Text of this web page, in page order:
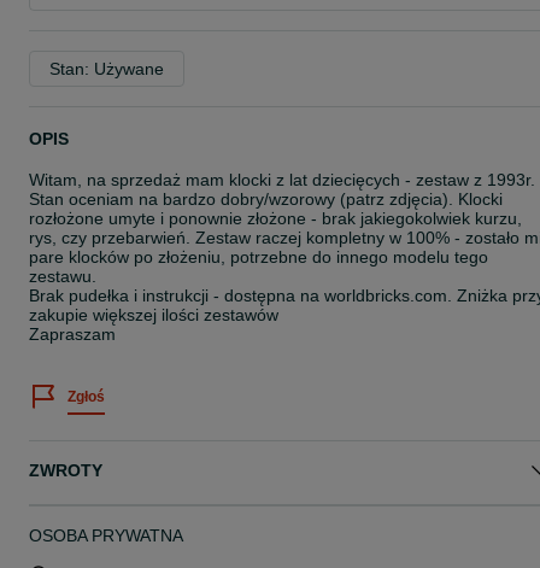
Stan: Używane
OPIS
Witam, na sprzedaż mam klocki z lat dziecięcych - zestaw z 1993r.
Stan oceniam na bardzo dobry/wzorowy (patrz zdjęcia). Klocki
rozłożone umyte i ponownie złożone - brak jakiegokolwiek kurzu,
rys, czy przebarwień. Zestaw raczej kompletny w 100% - zostało
pare klocków po złożeniu, potrzebne do innego modelu tego
zestawu.
Brak pudełka i instrukcji - dostępna na worldbricks.com. Zniżka
zakupie większej ilości zestawów
Zapraszam
Zgłoś
ZWROTY
OSOBA PRYWATNA